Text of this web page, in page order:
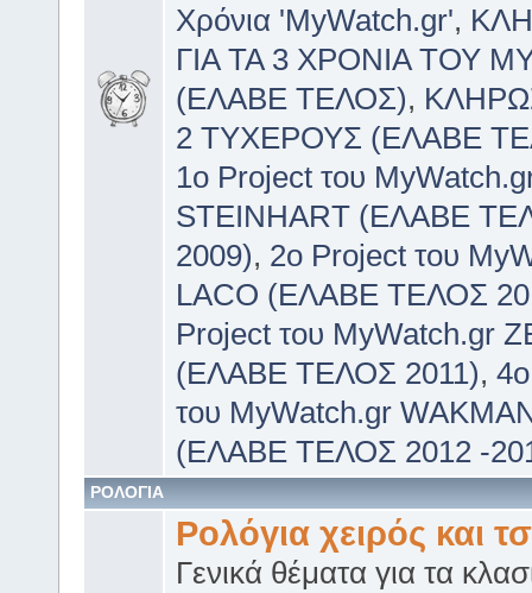
Χρόνια 'MyWatch.gr',
ΓΙΑ ΤΑ 3 ΧΡΟΝΙΑ ΤΟΥ
(ΕΛΑΒΕ ΤΕΛΟΣ),
2 ΤΥΧΕΡΟΥΣ (ΕΛΑΒΕ
1ο Project του
STEINHART (ΕΛΑΒΕ
2009), 2o Project του
LACO (ΕΛΑΒΕ ΤΕΛΟΣ
Project του MyWatch.gr
(ΕΛΑΒΕ ΤΕΛΟΣ 2011),
του MyWatch.gr
(ΕΛΑΒΕ ΤΕΛΟΣ 2012 -
ΡΟΛΟΓΙΑ
Ρολόγια χειρός και
Γενικά θέματα για τα